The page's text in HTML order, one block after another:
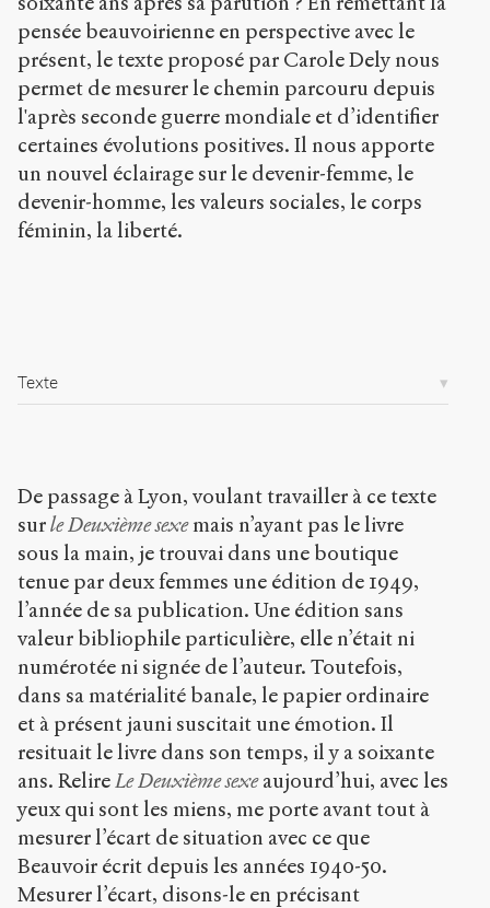
r
g
/
r
t
i
l
e
s
Copier la
référence
Bibtex
Creative
Commons
Attribution-
NonCommercial-
ShareAlike 4.0
International
(CC BY-NC-SA
4.0) Sens-Public,
2010
Accéder
à la
version
PDF
pensée beauvoirienne en perspective avec le
présent, le texte proposé par Carole Dely nous
permet de mesurer le chemin parcouru depuis
l'après seconde guerre mondiale et d’identifier
certaines évolutions positives. Il nous apporte
un nouvel éclairage sur le devenir-femme, le
devenir-homme, les valeurs sociales, le corps
féminin, la liberté.
Texte
De passage à Lyon, voulant travailler à ce texte
surle Deuxième sexemais n’ayant pas le livre
sous la main, je trouvai dans une boutique
tenue par deux femmes une édition de 1949,
l’année de sa publication. Une édition sans
valeur bibliophile particulière, elle n’était ni
numérotée ni signée de l’auteur. Toutefois,
dans sa matérialité banale, le papier ordinaire
et à présent jauni suscitait une émotion. Il
resituait le livre dans son temps, il y a soixante
ans. Relire Le Deuxième sexeaujourd’hui, avec les
yeux qui sont les miens, me porte avant tout à
mesurer l’écart de situation avec ce que
Beauvoir écrit depuis les années 1940-50.
Mesurer l’écart, disons-le en précisant